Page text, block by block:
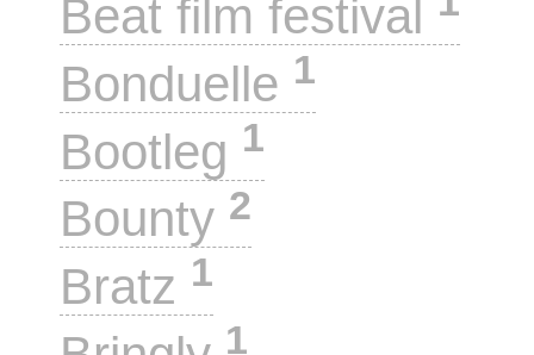
Beat film festival
Bonduelle 1
Bootleg 1
Bounty 2
Bratz 1
1